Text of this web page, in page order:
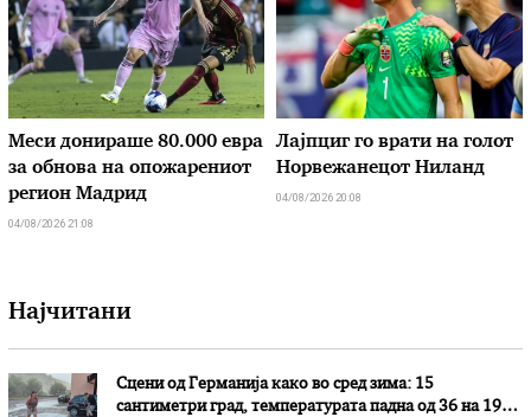
Меси донираше 80.000 евра
за обнова на опожарениот
регион Мадрид
04/08/2026 21:08
Лајпциг го врати на голот
Норвежанецот Ниланд
04/08/2026 20:08
Најчитани
Сцени од Германија како во сред зима: 15
сантиметри град, температурата падна од 36 на 19